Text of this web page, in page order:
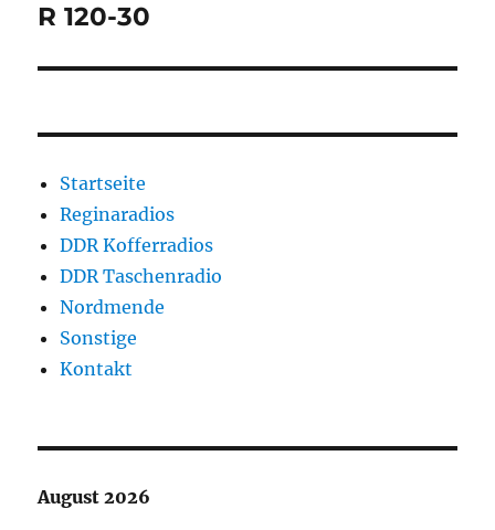
R 120-30
Startseite
Reginaradios
DDR Kofferradios
DDR Taschenradio
Nordmende
Sonstige
Kontakt
August 2026